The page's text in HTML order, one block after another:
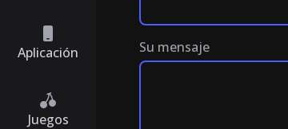
Aplicación
Juegos
Su mensaje